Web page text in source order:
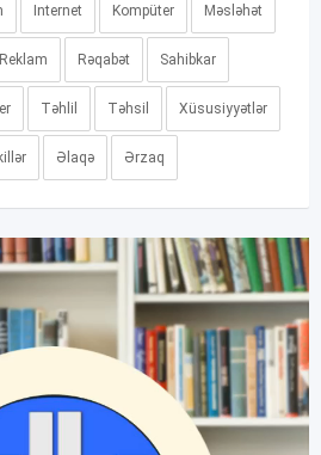
Internet Kompüter Məsləhət
Reklam Rəqabət Sahibkar
Təhlil Təhsil Xüsusiyyətlər
Əlaqə Ərzaq